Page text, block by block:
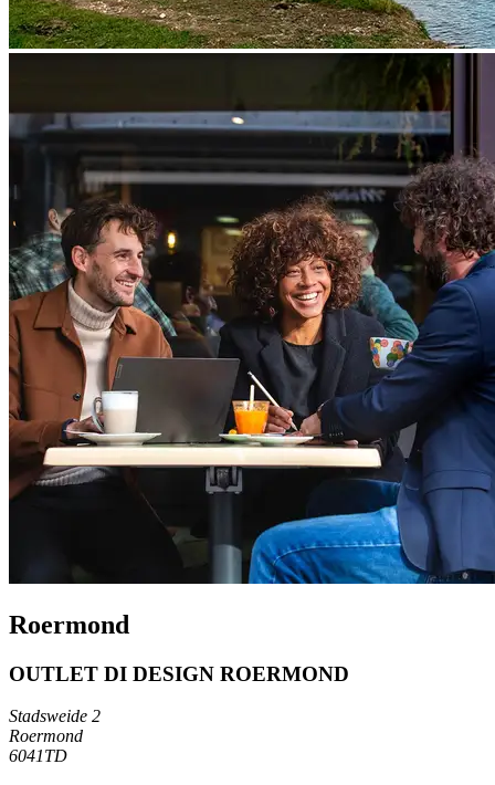
Roermond
OUTLET DI DESIGN ROERMOND
Stadsweide 2
Roermond
6041TD